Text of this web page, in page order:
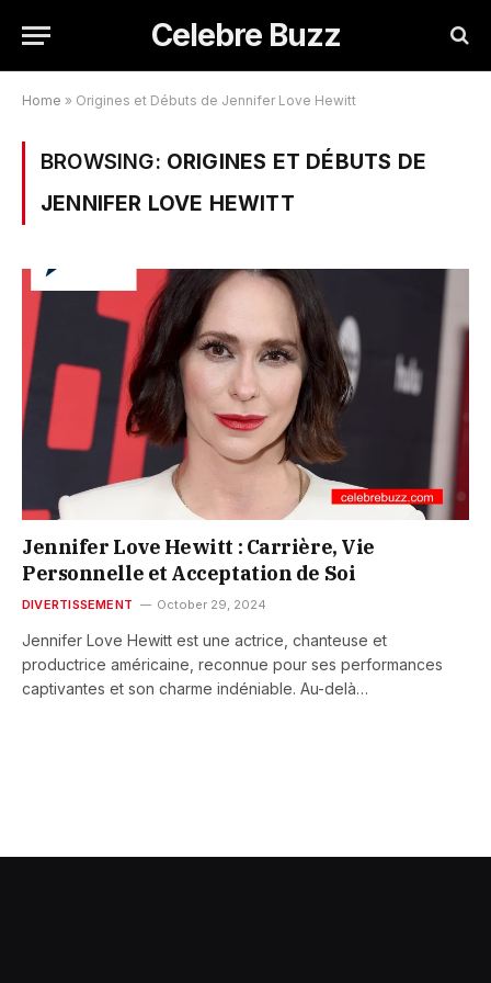
Celebre Buzz
Home » Origines et Débuts de Jennifer Love Hewitt
BROWSING: ORIGINES ET DÉBUTS DE
JENNIFER LOVE HEWITT
Jennifer Love Hewitt : Carrière, Vie
Personnelle et Acceptation de Soi
DIVERTISSEMENT October 29, 2024
Jennifer Love Hewitt est une actrice, chanteuse et
productrice américaine, reconnue pour ses performances
captivantes et son charme indéniable. Au-delà…